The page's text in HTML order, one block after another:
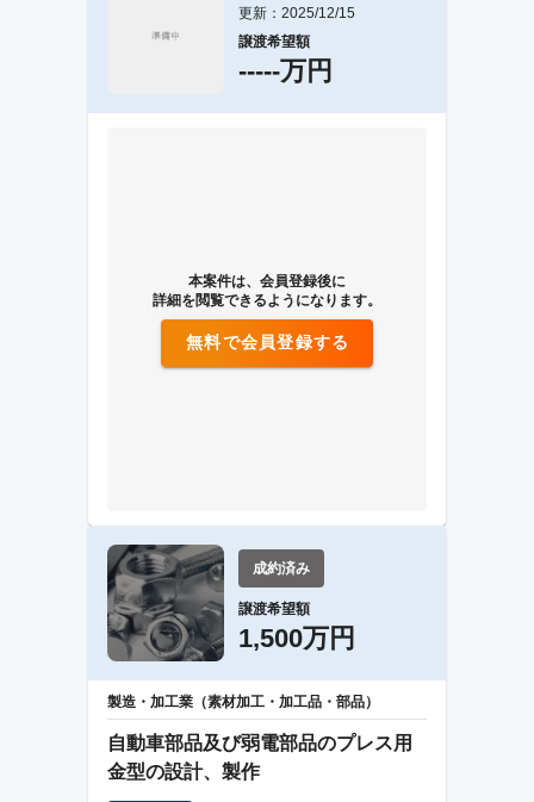
更新：2025/12/15
譲渡希望額
-----万円
本案件は、会員登録後に
詳細を閲覧できるようになります。
無料で会員登録する
成約済み
譲渡希望額
1,500万円
製造・加工業（素材加工・加工品・部品）
自動車部品及び弱電部品のプレス用
金型の設計、製作